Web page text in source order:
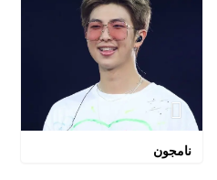
نامجون